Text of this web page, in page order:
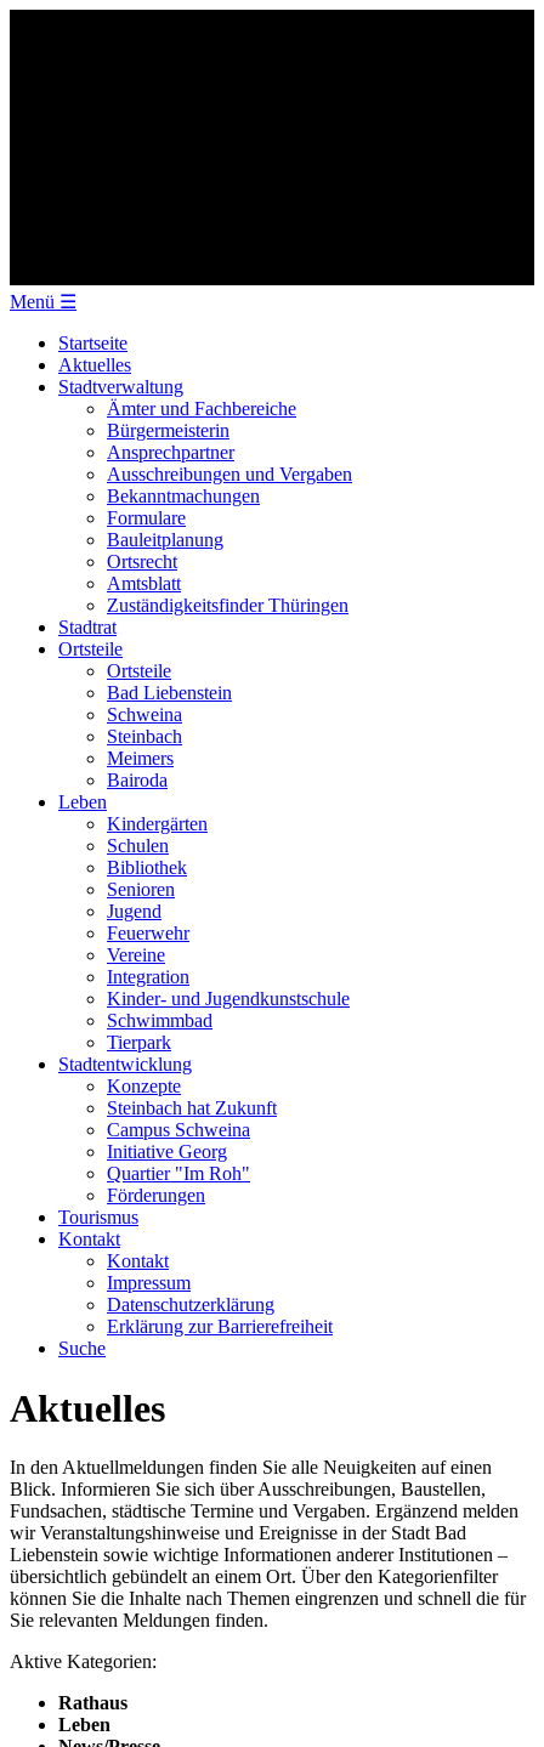
Menü ☰
Startseite
Aktuelles
Stadtverwaltung
Ämter und Fachbereiche
Bürgermeisterin
Ansprechpartner
Ausschreibungen und Vergaben
Bekanntmachungen
Formulare
Bauleitplanung
Ortsrecht
Amtsblatt
Zuständigkeitsfinder Thüringen
Stadtrat
Ortsteile
Ortsteile
Bad Liebenstein
Schweina
Steinbach
Meimers
Bairoda
Leben
Kindergärten
Schulen
Bibliothek
Senioren
Jugend
Feuerwehr
Vereine
Integration
Kinder- und Jugendkunstschule
Schwimmbad
Tierpark
Stadtentwicklung
Konzepte
Steinbach hat Zukunft
Campus Schweina
Initiative Georg
Quartier "Im Roh"
Förderungen
Tourismus
Kontakt
Kontakt
Impressum
Datenschutzerklärung
Erklärung zur Barrierefreiheit
Suche
Aktuelles
In den Aktuellmeldungen finden Sie alle Neuigkeiten auf einen
Blick. Informieren Sie sich über Ausschreibungen, Baustellen,
Fundsachen, städtische Termine und Vergaben. Ergänzend melden
wir Veranstaltungshinweise und Ereignisse in der Stadt Bad
Liebenstein sowie wichtige Informationen anderer Institutionen –
übersichtlich gebündelt an einem Ort. Über den Kategorienfilter
können Sie die Inhalte nach Themen eingrenzen und schnell die für
Sie relevanten Meldungen finden.
Aktive Kategorien:
Rathaus
Leben